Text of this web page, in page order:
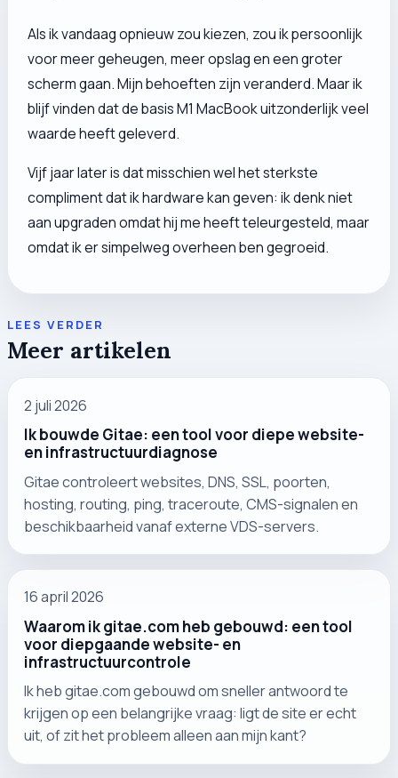
Als ik vandaag opnieuw zou kiezen, zou ik persoonlijk
voor meer geheugen, meer opslag en een groter
scherm gaan. Mijn behoeften zijn veranderd. Maar ik
blijf vinden dat de basis M1 MacBook uitzonderlijk veel
waarde heeft geleverd.
Vijf jaar later is dat misschien wel het sterkste
compliment dat ik hardware kan geven: ik denk niet
aan upgraden omdat hij me heeft teleurgesteld, maar
omdat ik er simpelweg overheen ben gegroeid.
LEES VERDER
Meer artikelen
2 juli 2026
Ik bouwde Gitae: een tool voor diepe website-
en infrastructuurdiagnose
Gitae controleert websites, DNS, SSL, poorten,
hosting, routing, ping, traceroute, CMS-signalen en
beschikbaarheid vanaf externe VDS-servers.
16 april 2026
Waarom ik gitae.com heb gebouwd: een tool
voor diepgaande website- en
infrastructuurcontrole
Ik heb gitae.com gebouwd om sneller antwoord te
krijgen op een belangrijke vraag: ligt de site er echt
uit, of zit het probleem alleen aan mijn kant?